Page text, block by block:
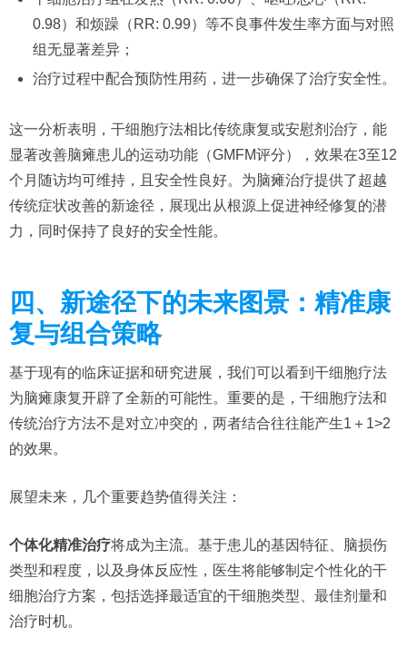
0.98）和烦躁（RR: 0.99）等不良事件发生率方面与对照
组无显著差异；
治疗过程中配合预防性用药，进一步确保了治疗安全性。
这一分析表明，干细胞疗法相比传统康复或安慰剂治疗，能
显著改善脑瘫患儿的运动功能（GMFM评分），效果在3至12
个月随访均可维持，且安全性良好。为脑瘫治疗提供了超越
传统症状改善的新途径，展现出从根源上促进神经修复的潜
力，同时保持了良好的安全性能。
四、新途径下的未来图景：精准康
复与组合策略
基于现有的临床证据和研究进展，我们可以看到干细胞疗法
为脑瘫康复开辟了全新的可能性。重要的是，干细胞疗法和
传统治疗方法不是对立冲突的，两者结合往往能产生1＋1>2
的效果。
展望未来，几个重要趋势值得关注：
个体化精准治疗将成为主流。基于患儿的基因特征、脑损伤
类型和程度，以及身体反应性，医生将能够制定个性化的干
细胞治疗方案，包括选择最适宜的干细胞类型、最佳剂量和
治疗时机。